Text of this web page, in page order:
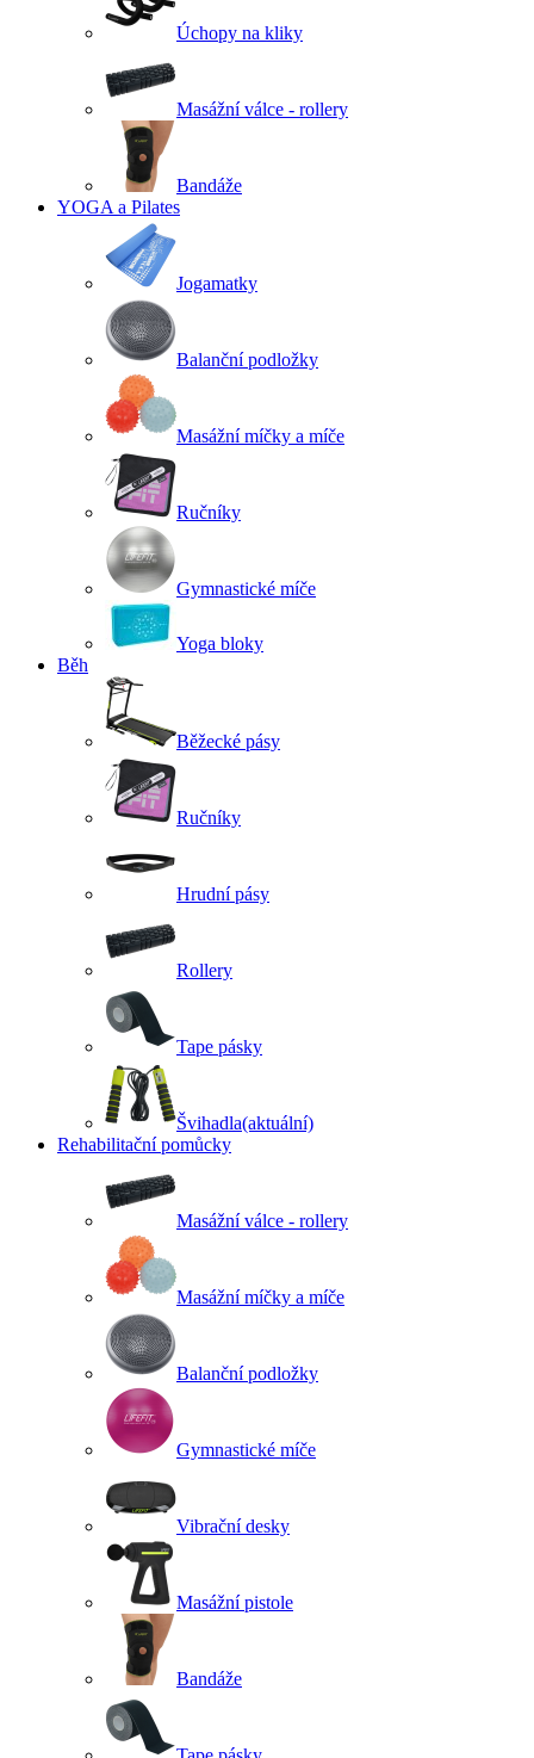
Úchopy na kliky
Masážní válce - rollery
Bandáže
YOGA a Pilates
Jogamatky
Balanční podložky
Masážní míčky a míče
Ručníky
Gymnastické míče
Yoga bloky
Běh
Běžecké pásy
Ručníky
Hrudní pásy
Rollery
Tape pásky
Švihadla(aktuální)
Rehabilitační pomůcky
Masážní válce - rollery
Masážní míčky a míče
Balanční podložky
Gymnastické míče
Vibrační desky
Masážní pistole
Bandáže